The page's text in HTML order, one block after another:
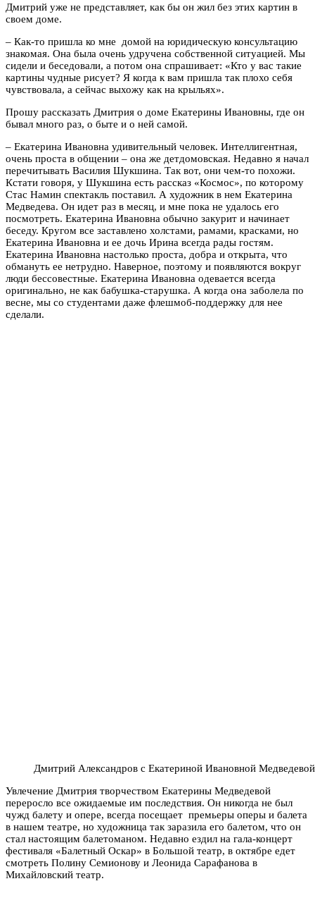
Дмитрий уже не представляет, как бы он жил без этих картин в
своем доме.
– Как-то пришла ко мне домой на юридическую консультацию
знакомая. Она была очень удручена собственной ситуацией. Мы
сидели и беседовали, а потом она спрашивает: «Кто у вас такие
картины чудные рисует? Я когда к вам пришла так плохо себя
чувствовала, а сейчас выхожу как на крыльях».
Прошу рассказать Дмитрия о доме Екатерины Ивановны, где он
бывал много раз, о быте и о ней самой.
– Екатерина Ивановна удивительный человек. Интеллигентная,
очень проста в общении – она же детдомовская. Недавно я начал
перечитывать Василия Шукшина. Так вот, они чем-то похожи.
Кстати говоря, у Шукшина есть рассказ «Космос», по которому
Стас Намин спектакль поставил. А художник в нем Екатерина
Медведева. Он идет раз в месяц, и мне пока не удалось его
посмотреть. Екатерина Ивановна обычно закурит и начинает
беседу. Кругом все заставлено холстами, рамами, красками, но
Екатерина Ивановна и ее дочь Ирина всегда рады гостям.
Екатерина Ивановна настолько проста, добра и открыта, что
обмануть ее нетрудно. Наверное, поэтому и появляются вокруг
люди бессовестные. Екатерина Ивановна одевается всегда
оригинально, не как бабушка-старушка. А когда она заболела по
весне, мы со студентами даже флешмоб-поддержку для нее
сделали.
Дмитрий Александров с Екатериной Ивановной Медведевой
Увлечение Дмитрия творчеством Екатерины Медведевой
переросло все ожидаемые им последствия. Он никогда не был
чужд балету и опере, всегда посещает премьеры оперы и балета
в нашем театре, но художница так заразила его балетом, что он
стал настоящим балетоманом. Недавно ездил на гала-концерт
фестиваля «Балетный Оскар» в Большой театр, в октябре едет
смотреть Полину Семионову и Леонида Сарафанова в
Михайловский театр.